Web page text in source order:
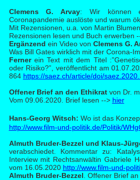
Clemens G. Arvay: Wir können
Coronapandemie auslöste und warum
Mit Rezensionen, u.a. von Martin
Rezensionen lesen und Buch erwerben
Ergänzend ein Video von Clemens G.
Was Bill Gates wirklich mit der Corona-
Fernerein Text mit dem Titel
oder Risiko?”, veröffentlicht am
864 https://saez.ch/article/doi/
Offener Brief an den Ethikratvon Dr.
Vom 09.06.2020. Brief lesen --> hier
Hans-Georg Witsch: Wo ist das
http://www.film-und-politik.de/Politik/
Almuth Bruder-Bezzel und Klaus-
verabschiedet. Kommentar zu:
Interview mit Rechtsanwältin Gabriele
vom 16.05.2020 http://www.film-und-
Almuth Bruder-Bezzel . Offener Brief